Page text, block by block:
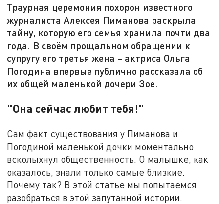
Траурная церемония похорон известного
журналиста Алексея Пиманова раскрыла
тайну, которую его семья хранила почти два
года. В своём прощальном обращении к
супругу его третья жена – актриса Ольга
Погодина впервые публично рассказала об
их общей маленькой дочери Зое.
"Она сейчас любит тебя!"
Сам факт существования у Пиманова и
Погодиной маленькой дочки моментально
всколыхнул общественность. О малышке, как
оказалось, знали только самые близкие.
Почему так? В этой статье мы попытаемся
разобраться в этой запутанной истории.